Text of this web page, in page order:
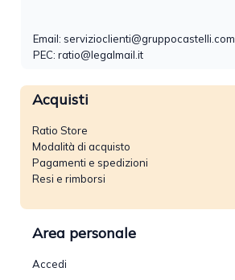
Email: servizioclienti@gruppocastelli.com
PEC: ratio@legalmail.it
Acquisti
Ratio Store
Modalità di acquisto
Pagamenti e spedizioni
Resi e rimborsi
Area personale
Accedi